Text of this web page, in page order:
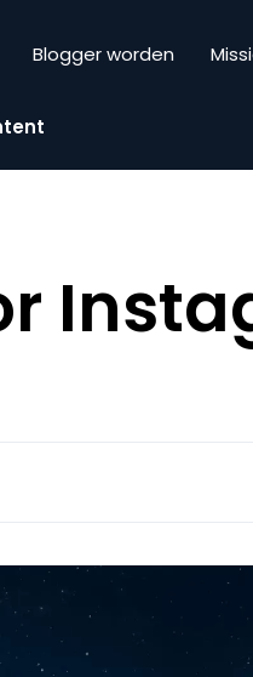
Blogger worden